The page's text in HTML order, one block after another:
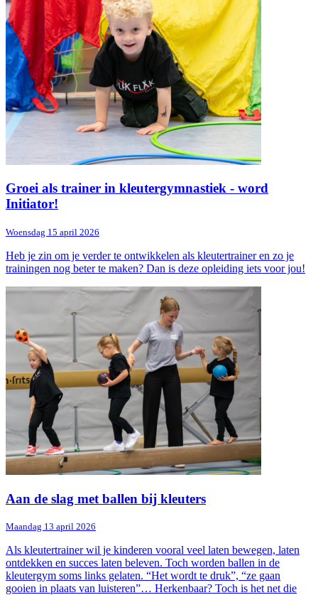
Groei als trainer in kleutergymnastiek - word
Initiator!
Woensdag 15 april 2026
Heb je zin om je verder te ontwikkelen als kleutertrainer en zo je
trainingen nog beter te maken? Dan is deze opleiding iets voor jou!
Aan de slag met ballen bij kleuters
Maandag 13 april 2026
Als kleutertrainer wil je kinderen vooral veel laten bewegen, laten
ontdekken en succes laten beleven. Toch worden ballen in de
kleutergym soms links gelaten. “Het wordt te druk”, “ze gaan
gooien in plaats van luisteren”… Herkenbaar? Toch is het net die